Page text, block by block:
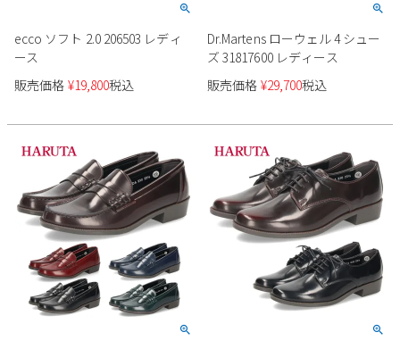
営業日カレンダー
休業日 お問い合わせ窓口休業日
2026 年8月
日 火 木 金
土
1
2
3 4 6 7
8
9
10 11 13 14
15
16
17 18 21
22
23
24 25 27 28
29
30
31
ecco ソフト 2.0 206503 レディ
ース
販売価格 ¥19,800税込
Dr.Martens ローウェル 4 シュー
ズ 31817600 レディース
販売価格 ¥29,700税込